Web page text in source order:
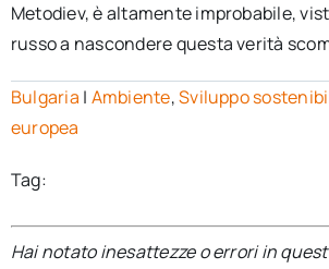
Metodiev, è altamente improbabile,
russo a nascondere questa verità
Bulgaria | Ambiente,Sviluppo
europea
Tag:
Hai notato inesattezze o errori in